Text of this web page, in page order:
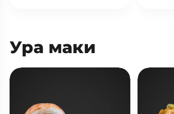
Ура маки